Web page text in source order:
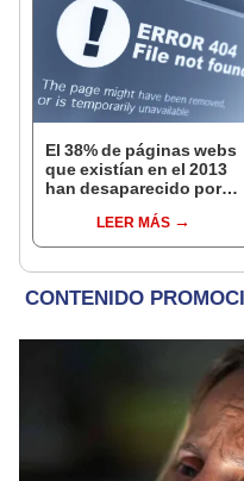
El 38% de páginas webs
que existían en el 2013
han desaparecido por
LEER MÁS